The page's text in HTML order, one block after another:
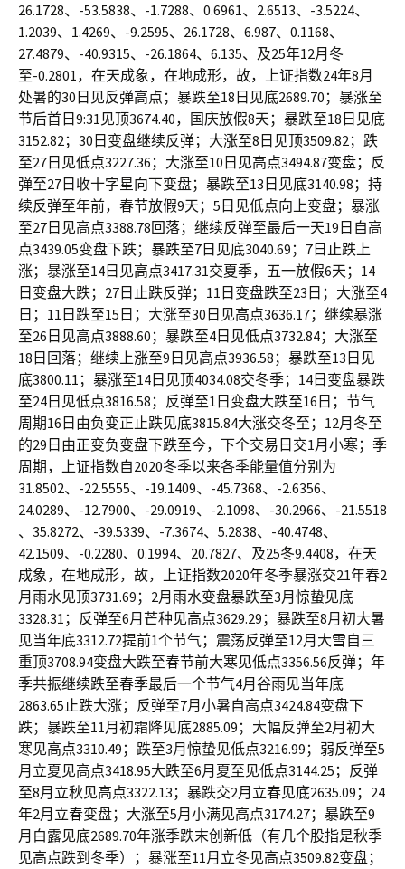
26.1728、-53.5838、-1.7288、0.6961、2.6513、-3.5224、
1.2039、1.4269、-9.2595、26.1728、6.987、0.1168、
27.4879、-40.9315、-26.1864、6.135、及25年12月冬
至-0.2801，在天成象，在地成形，故，上证指数24年8月
处暑的30日见反弹高点；暴跌至18日见底2689.70；暴涨至
节后首日9:31见顶3674.40，国庆放假8天；暴跌至18日见底
3152.82；30日变盘继续反弹；大涨至8日见顶3509.82；跌
至27日见低点3227.36；大涨至10日见高点3494.87变盘；反
弹至27日收十字星向下变盘；暴跌至13日见底3140.98；持
续反弹至年前，春节放假9天；5日见低点向上变盘；暴涨
至27日见高点3388.78回落；继续反弹至最后一天19日自高
点3439.05变盘下跌；暴跌至7日见底3040.69；7日止跌上
涨；暴涨至14日见高点3417.31交夏季，五一放假6天；14
日变盘大跌；27日止跌反弹；11日变盘跌至23日；大涨至4
日；11日跌至15日；大涨至30日见高点3636.17；继续暴涨
至26日见高点3888.60；暴跌至4日见低点3732.84；大涨至
18日回落；继续上涨至9日见高点3936.58；暴跌至13日见
底3800.11；暴涨至14日见顶4034.08交冬季；14日变盘暴跌
至24日见低点3816.58；反弹至1日变盘大跌至16日；节气
周期16日由负变正止跌见底3815.84大涨交冬至；12月冬至
的29日由正变负变盘下跌至今，下个交易日交1月小寒；季
周期，上证指数自2020冬季以来各季能量值分别为
31.8502、-22.5555、-19.1409、-45.7368、-2.6356、
24.0289、-12.7900、-29.0919、-2.1098、-30.2966、-21.5518
、35.8272、-39.5339、-7.3674、5.2838、-40.4748、
42.1509、-0.2280、0.1994、20.7827、及25冬9.4408，在天
成象，在地成形，故，上证指数2020年冬季暴涨交21年春2
月雨水见顶3731.69；2月雨水变盘暴跌至3月惊蛰见底
3328.31；反弹至6月芒种见高点3629.29；暴跌至8月初大暑
见当年底3312.72提前1个节气；震荡反弹至12月大雪自三
重顶3708.94变盘大跌至春节前大寒见低点3356.56反弹；年
季共振继续跌至春季最后一个节气4月谷雨见当年底
2863.65止跌大涨；反弹至7月小暑自高点3424.84变盘下
跌；暴跌至11月初霜降见底2885.09；大幅反弹至2月初大
寒见高点3310.49；跌至3月惊蛰见低点3216.99；弱反弹至5
月立夏见高点3418.95大跌至6月夏至见低点3144.25；反弹
至8月立秋见高点3322.13；暴跌交2月立春见底2635.09；24
年2月立春变盘；大涨至5月小满见高点3174.27；暴跌至9
月白露见底2689.70年涨季跌末创新低（有几个股指是秋季
见高点跌到冬季）；暴涨至11月立冬见高点3509.82变盘；